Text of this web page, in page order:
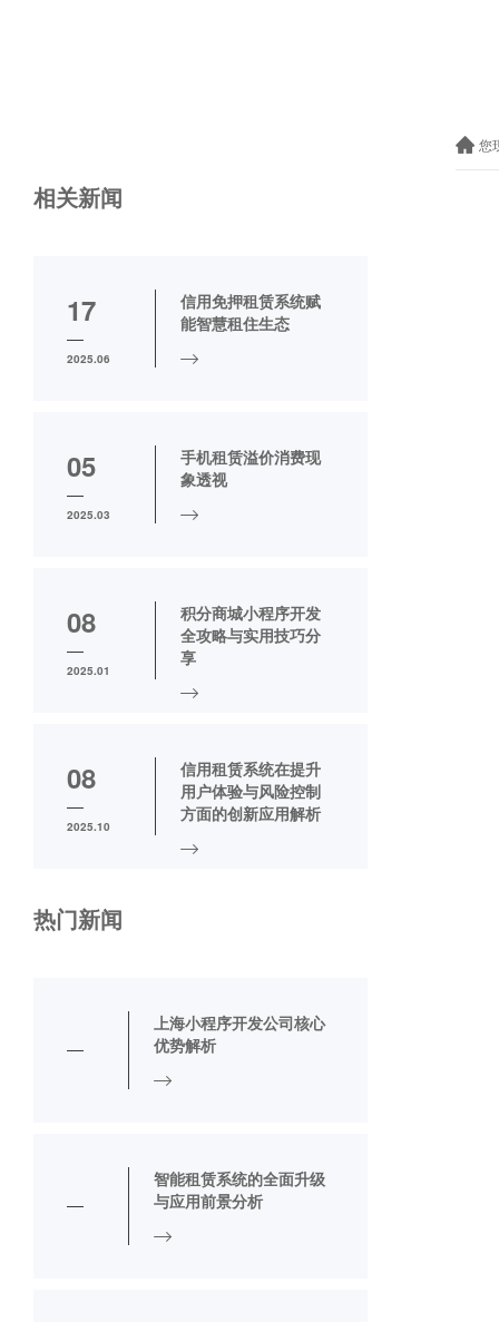
相关新闻
17
2025.06
信用免押租赁系统赋
能智慧租住生态
05
2025.03
手机租赁溢价消费现
象透视
08
2025.01
积分商城小程序开发
全攻略与实用技巧分
享
08
2025.10
信用租赁系统在提升
用户体验与风险控制
方面的创新应用解析
热门新闻
上海小程序开发公司核心
优势解析
智能租赁系统的全面升级
与应用前景分析
您